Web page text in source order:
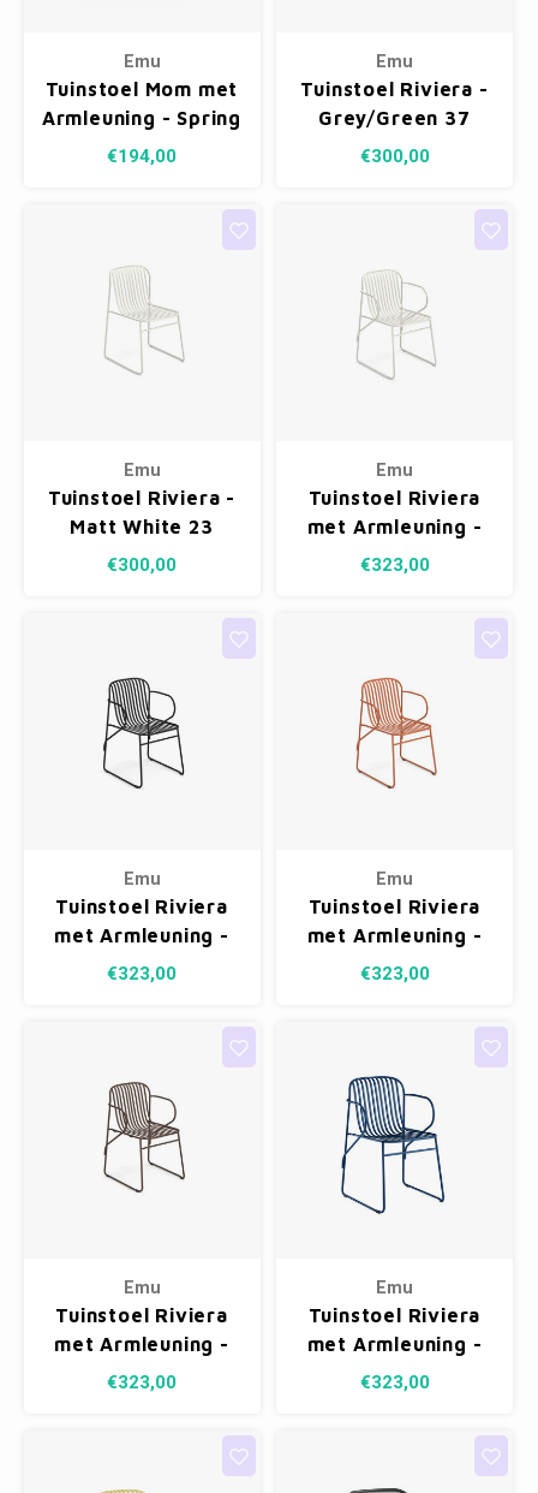
Emu
Tuinstoel Mom met
Armleuning - Spring
Green 03
€194,00
Emu
Tuinstoel Riviera -
Grey/Green 37
€300,00
Emu
Tuinstoel Riviera -
Matt White 23
€300,00
Emu
Tuinstoel Riviera
met Armleuning -
Matt White 23
€323,00
Emu
Tuinstoel Riviera
met Armleuning -
Black 24
€323,00
Emu
Tuinstoel Riviera
met Armleuning -
Maple Red 26
€323,00
Emu
Tuinstoel Riviera
met Armleuning -
Indian Brown 41
€323,00
Emu
Tuinstoel Riviera
met Armleuning -
Sapphire Blue 43
€323,00